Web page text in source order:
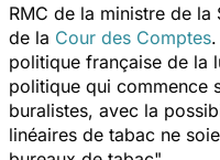
RMC de la ministre de la
de la Cour des Comptes
politique française de la
politique qui commence
buralistes, avec la
linéaires de tabac ne